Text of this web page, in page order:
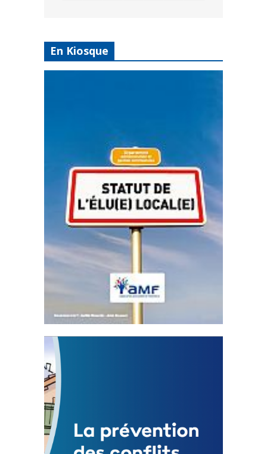
En Kiosque
Statut de l’élu local
3 avril 2024
Mise à jour avril 2024
FEUILLETER